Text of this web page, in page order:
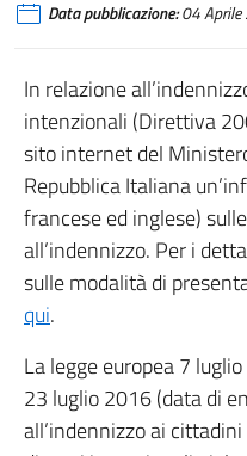
Data pubblicazione:04 Aprile
In relazione
intenzionali (Direttiva
sito internet del
Repubblica Italiana
francese ed inglese)
all’indennizzo. Per i
sulle modalità di
qui.
La legge europea 7
23 luglio 2016 (data di
all’indennizzo ai